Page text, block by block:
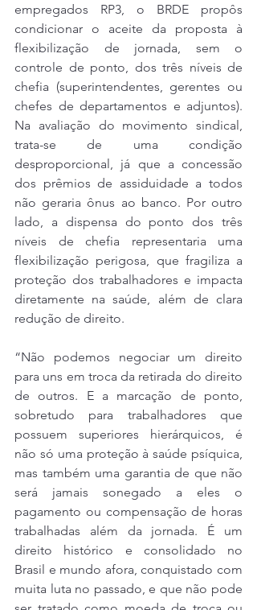
empregados RP3, o BRDE propôs
condicionar o aceite da proposta à
flexibilização de jornada, sem o
controle de ponto, dos três níveis de
chefia (superintendentes, gerentes ou
chefes de departamentos e adjuntos).
Na avaliação do movimento sindical,
trata-se de uma condição
desproporcional, já que a concessão
dos prêmios de assiduidade a todos
não geraria ônus ao banco. Por outro
lado, a dispensa do ponto dos três
níveis de chefia representaria uma
flexibilização perigosa, que fragiliza a
proteção dos trabalhadores e impacta
diretamente na saúde, além de clara
redução de direito.
“Não podemos negociar um direito
para uns em troca da retirada do direito
de outros. E a marcação de ponto,
sobretudo para trabalhadores que
possuem superiores hierárquicos, é
não só uma proteção à saúde psíquica,
mas também uma garantia de que não
será jamais sonegado a eles o
pagamento ou compensação de horas
trabalhadas além da jornada. É um
direito histórico e consolidado no
Brasil e mundo afora, conquistado com
muita luta no passado, e que não pode